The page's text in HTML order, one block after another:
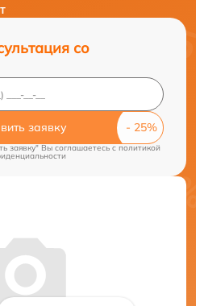
со
заявку
заявку" Вы соглашаетесь c политикой